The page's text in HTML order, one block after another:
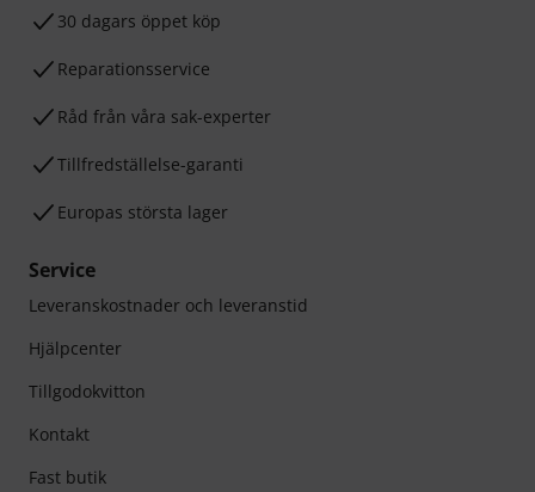
30 dagars öppet köp
Reparationsservice
Råd från våra sak-experter
Tillfredställelse-garanti
Europas största lager
Service
Leveranskostnader och leveranstid
Hjälpcenter
Tillgodokvitton
Kontakt
Fast butik